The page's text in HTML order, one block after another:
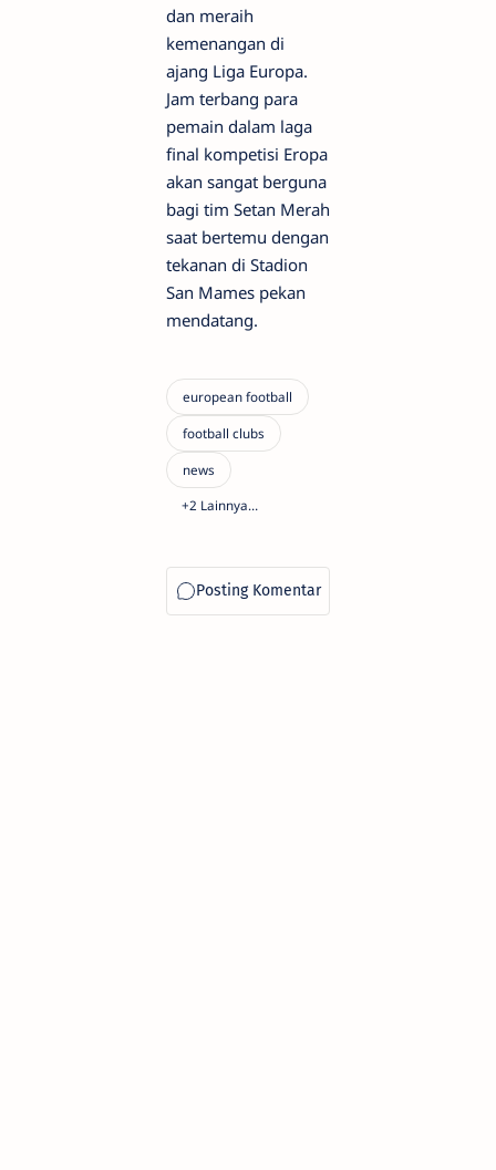
dan meraih
kemenangan di
ajang Liga Europa.
Jam terbang para
pemain dalam laga
final kompetisi Eropa
akan sangat berguna
bagi tim Setan Merah
saat bertemu dengan
tekanan di Stadion
San Mames pekan
mendatang.